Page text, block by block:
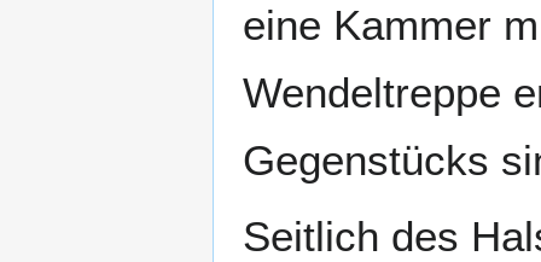
eine Kammer
Wendeltreppe
Gegenstücks
Seitlich des